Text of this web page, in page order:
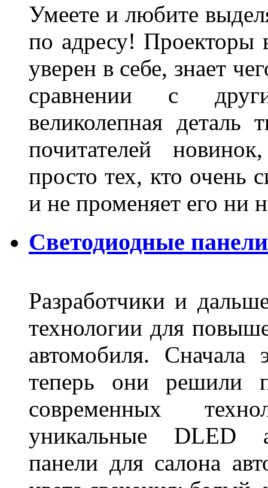
Умеете и любите
по адресу! Проекторы
уверен в себе, знает
сравнении с
великолепная
почитателей
просто тех, кто очень
и не променяет его ни
Светодиодные
Разработчики и
технологии для
автомобиля.
теперь они решили
современных
уникальные DLED
панели для салона